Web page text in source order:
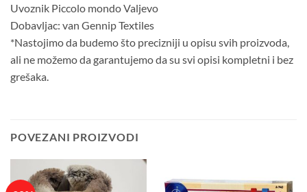
Uvoznik Piccolo mondo Valjevo
Dobavljac: van Gennip Textiles
*Nastojimo da budemo što precizniji u opisu svih proizvoda,
ali ne možemo da garantujemo da su svi opisi kompletni i bez
grešaka.
POVEZANI PROIZVODI